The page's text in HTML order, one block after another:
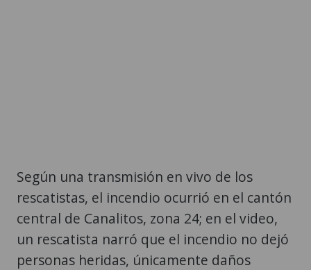
Según una transmisión en vivo de los
rescatistas, el incendio ocurrió en el cantón
central de Canalitos, zona 24; en el video,
un rescatista narró que el incendio no dejó
personas heridas, únicamente daños